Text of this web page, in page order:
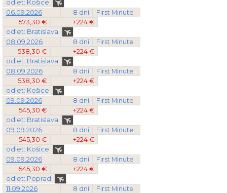
odlet: Košice
06.09.2026
8 dní
First Minute
573,30 €
+224 €
odlet: Bratislava
08.09.2026
8 dní
First Minute
538,30 €
+224 €
odlet: Bratislava
08.09.2026
8 dní
First Minute
538,30 €
+224 €
odlet: Košice
09.09.2026
8 dní
First Minute
545,30 €
+224 €
odlet: Bratislava
09.09.2026
8 dní
First Minute
545,30 €
+224 €
odlet: Košice
09.09.2026
8 dní
First Minute
545,30 €
+224 €
odlet: Poprad
11.09.2026
8 dní
First Minute